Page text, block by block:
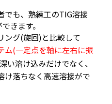
でも、熟練工のTIG溶接
きます。
ング(旋回)と比較して
ム(一定点を軸に左右に振
深い溶け込みだけでなく、
け落ちなく高速溶接がで